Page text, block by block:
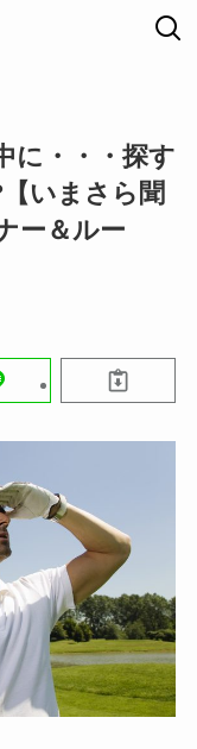
に・・・探す
いまさら聞
ー＆ルー